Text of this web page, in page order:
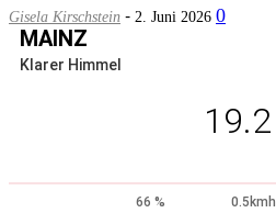
Gisela Kirschstein - 2. Juni 2026 0
MAINZ
Klarer Himmel
19.2
66 %
0.5kmh